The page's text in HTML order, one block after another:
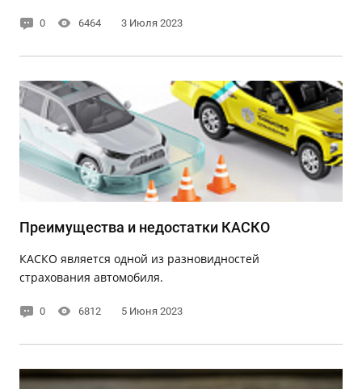
0 6464 3 Июля 2023
Преимущества и недостатки КАСКО
КАСКО является одной из разновидностей
страхования автомобиля.
0 6812 5 Июня 2023